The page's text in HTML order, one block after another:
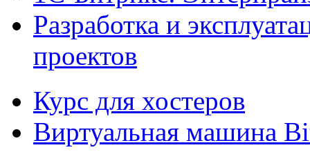
Разработка и
проектов
Курс для хостеров
Виртуальная машина